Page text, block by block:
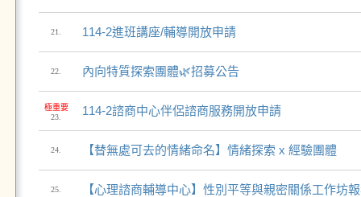
21. 114-2進班講座/輔導開放申請
22. 內向特質探索團體🌿招募公告
極重要
23.
114-2諮商中心伴侶諮商服務開放申請
24. 【替無處可去的情緒命名】情緒探索 x 經驗團體
25. 【心理諮商輔導中心】性別平等與親密關係工作坊